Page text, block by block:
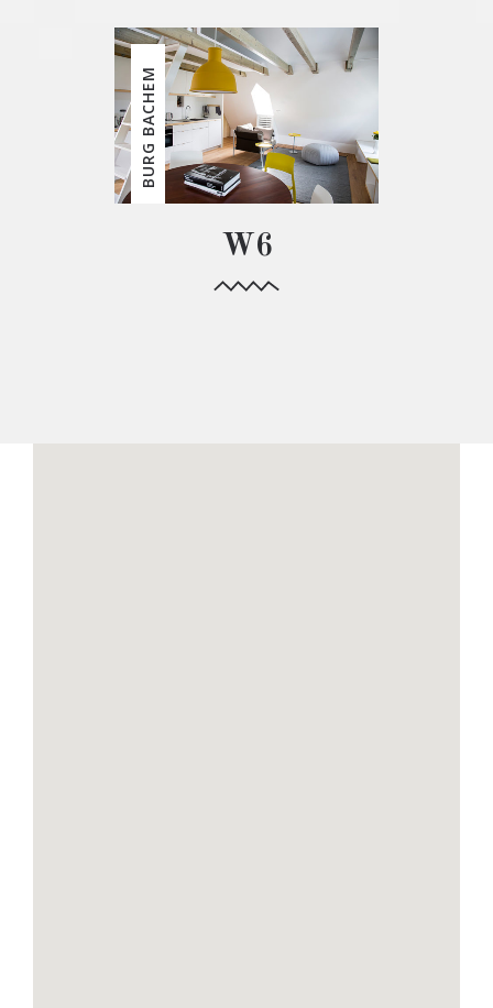
BURG BACHEM
W6